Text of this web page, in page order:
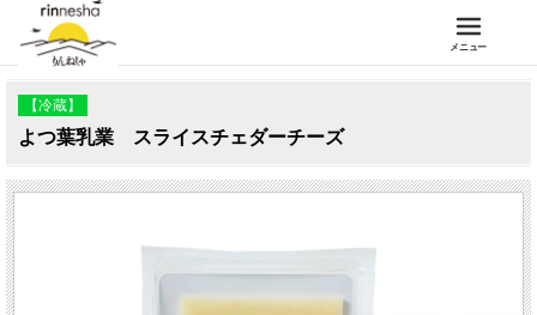
メニュー
【冷蔵】
よつ葉乳業 スライスチェダーチーズ